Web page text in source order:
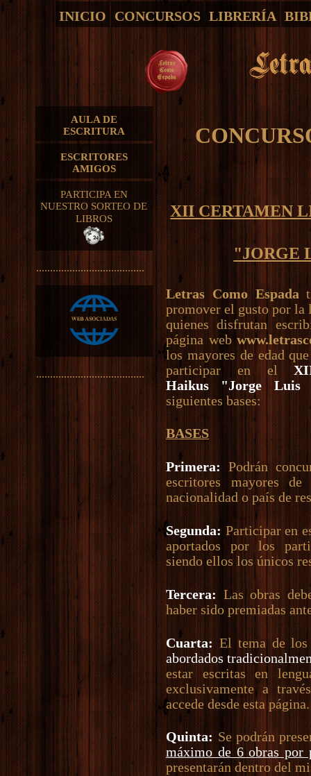
INICIO CONCURSOS LIBRERÍA
AULA DE
ESCRITURA
ESCRITORES
AMIGOS
PARTICIPA EN
NUESTRO SORTEO DE
LIBROS
.......................................
.......................................
XII CERTAMEN
"JORGE
Letras Como Espada
promover el gusto por la
quienes disfrutan
página web
los mayores de edad
participar en el
Haikus "Jorge Luis
siguientes bases:
BASES
Primera: Podrán
escritores mayores
nacionalidad o país de
Segunda: Participar en
aportados por los
siendo ellos los únicos
Tercera: Las obras
haber sido premiadas
Cuarta: El tema de
abordados
estar escritas en
exclusivamente a
accede desde esta página.
Quinta: Se podrán
máximo de 6 obras por
presentarán dentro del